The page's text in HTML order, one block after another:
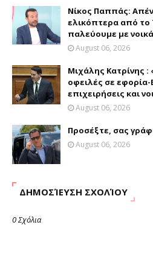
Νίκος Παππάς:
ελικόπτερα από το
παλεύουμε με
August 06, 2026
Μιχάλης Κατρίνης :
οφειλές σε
επιχειρήσεις και
August 06, 2026
Προσέξτε, σας
August 06, 2026
ΔΗΜΟΣΊΕΥΣΗ ΣΧΟΛΊΟΥ
0 Σχόλια